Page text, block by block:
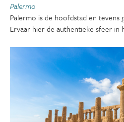
Palermo
Palermo is de hoofdstad en tevens
Ervaar hier de authentieke sfeer